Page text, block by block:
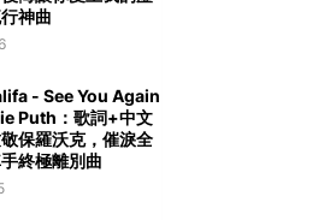
神曲
- See You Again
Puth：歌詞+中文
保羅沃克，催淚全
終極離別曲